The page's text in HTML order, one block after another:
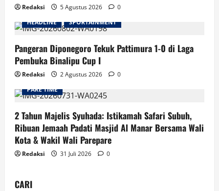
Redaksi 5 Agustus 2026
0
HEADLINE
SPORTAINMENT
Pangeran Diponegoro Tekuk Pattimura 1-0 di Laga
Pembuka Binalipu Cup I
Redaksi 2 Agustus 2026
0
PARE TIME
2 Tahun Majelis Syuhada: Istikamah Safari Subuh,
Ribuan Jemaah Padati Masjid Al Manar Bersama Wali
Kota & Wakil Wali Parepare
Redaksi 31 Juli 2026 0
CARI